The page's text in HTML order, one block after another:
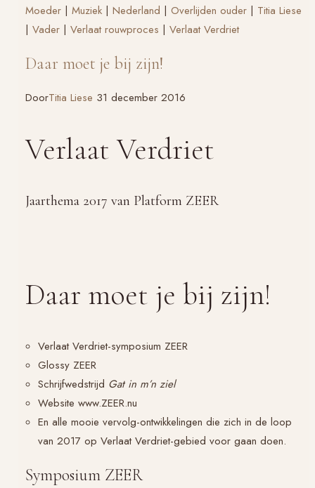
Moeder | Muziek | Nederland | Overlijden ouder | Titia Liese
| Vader | Verlaat rouwproces | Verlaat Verdriet
Daar moet je bij zijn!
DoorTitia Liese 31 december 2016
Verlaat Verdriet
Jaarthema 2017 van Platform ZEER
Daar moet je bij zijn!
Verlaat Verdriet-symposium ZEER
Glossy ZEER
Schrijfwedstrijd Gat in m’n ziel
Website www.ZEER.nu
En alle mooie vervolg-ontwikkelingen die zich in de loop
van 2017 op Verlaat Verdriet-gebied voor gaan doen.
Symposium ZEER